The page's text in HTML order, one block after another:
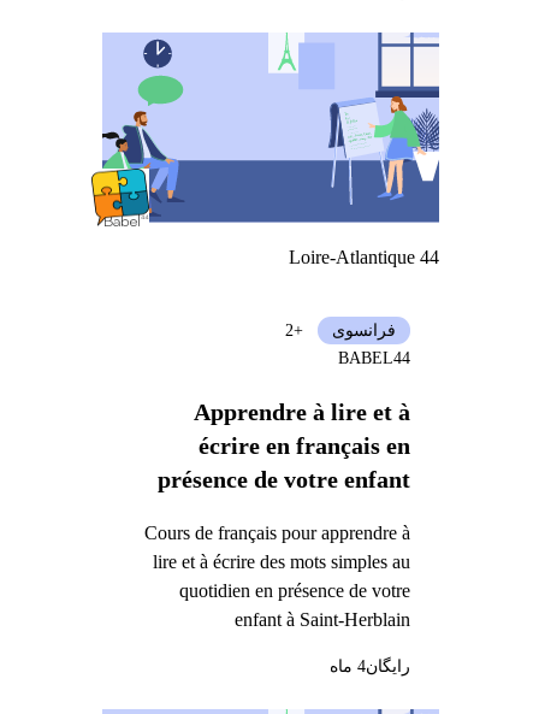
Loire-Atlantique 44
Apprendre à lire et à
écrire en français en
présence de votre enfant
Cours de français pour apprendre à
lire et à écrire des mots simples au
quotidien en présence de votre
enfant à Saint-Herblain
فرانسوی
+2
BABEL44
رایگان4 ماه